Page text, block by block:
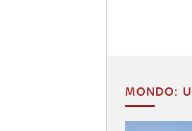
MONDO: